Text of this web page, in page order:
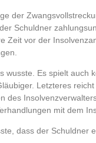
der
Schuldner
Zeit vor der
wusste. Es spielt auch
Letzteres
des
mit dem
dass der Schuldner